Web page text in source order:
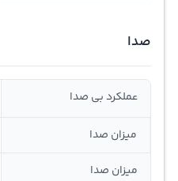
صدا
عملکرد بی صدا
میزان صدا
میزان صدا